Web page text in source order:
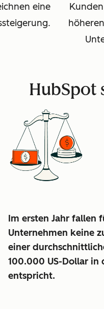
eine
HubSpot
Im ersten Jahr fallen
Unternehmen keine
einer
100.000 US-Dollar in
entspricht.